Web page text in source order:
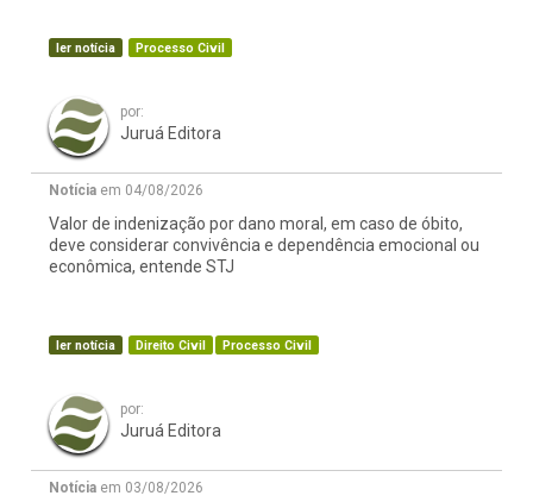
ler notícia Processo Civil
por:
Juruá Editora
Notícia em 04/08/2026
Valor de indenização por dano moral, em caso de óbito,
deve considerar convivência e dependência emocional ou
econômica, entende STJ
ler notícia Direito Civil Processo Civil
por:
Juruá Editora
Notícia em 03/08/2026